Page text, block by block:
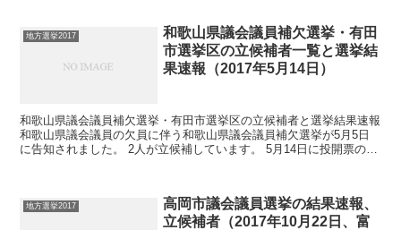
地方選挙2017
和歌山県議会議員補欠選挙・有田
市選挙区の立候補者一覧と選挙結
果速報（2017年5月14日）
和歌山県議会議員補欠選挙・有田市選挙区の立候補者と選挙結果速報
和歌山県議会議員の欠員に伴う和歌山県議会議員補欠選挙が5月5日
に告知されました。 2人が立候補しています。 5月14日に投開票の予
地方選挙2017
高岡市議会議員選挙の結果速報、
立候補者（2017年10月22日、富